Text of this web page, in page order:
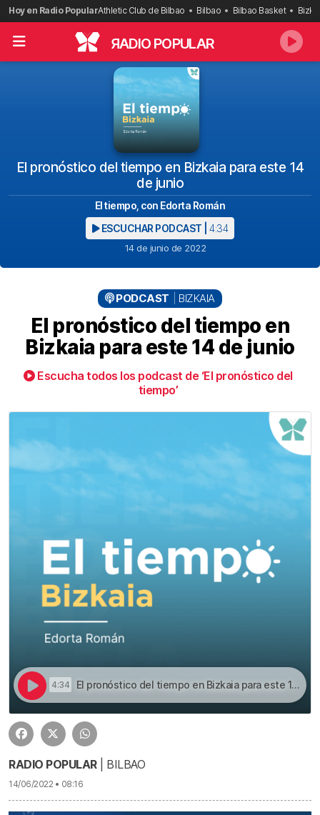
Saltar
al
contenido
Hoy en Radio PopularAthletic Club de Bilbao Bilbao Bilbao Basket
RADIO POPULAR
El pronóstico del tiempo en Bizkaia para este 14
de junio
El tiempo, con Edorta Román
ESCUCHAR PODCAST |4:34
14 de junio de 2022
PODCAST BIZKAIA
El pronóstico del tiempo en
Bizkaia para este 14 de junio
Escucha todos los podcast de ‘El pronóstico del
tiempo’
4:34 El pronóstico del tiempo en Bizkaia para este 14 de junio | El pronóstico del tiempo en Bizkaia para este 14 de junio
RADIO POPULAR| BILBAO
14/06/2022 • 08:16